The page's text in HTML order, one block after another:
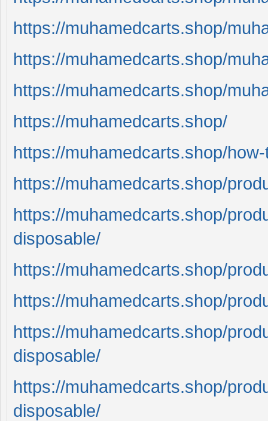
https://muhamedcarts.shop/
https://muhamedcarts.shop/
https://muhamedcarts.shop/
https://muhamedcarts.shop/
https://muhamedcarts.shop/
https://muhamedcarts.shop/
https://muhamedcarts.shop/
disposable/
https://muhamedcarts.shop/
https://muhamedcarts.shop/
https://muhamedcarts.shop/
disposable/
https://muhamedcarts.shop/
disposable/